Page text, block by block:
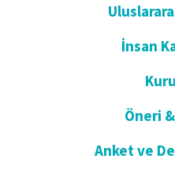
İnsan
Öneri
Anket ve